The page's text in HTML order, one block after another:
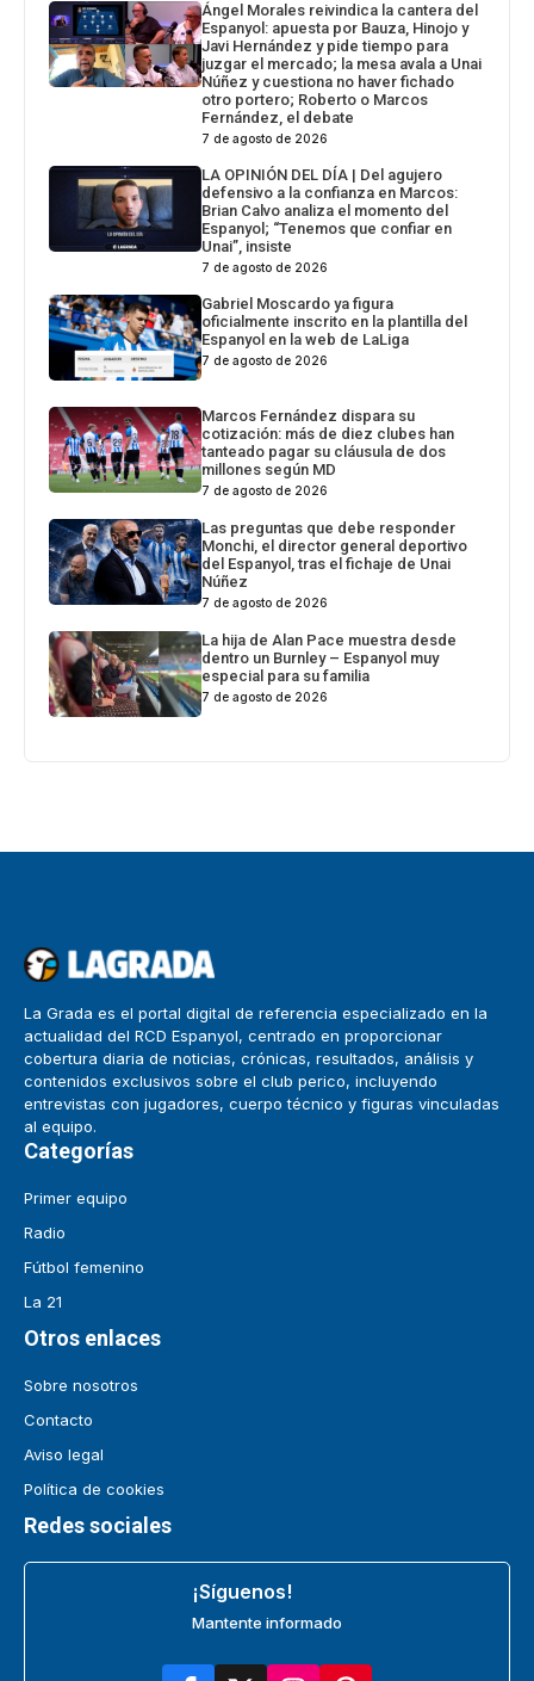
Ángel Morales reivindica la cantera del
Espanyol: apuesta por Bauza, Hinojo y
Javi Hernández y pide tiempo para
juzgar el mercado; la mesa avala a Unai
Núñez y cuestiona no haver fichado
otro portero; Roberto o Marcos
Fernández, el debate
7 de agosto de 2026
LA OPINIÓN DEL DÍA | Del agujero
defensivo a la confianza en Marcos:
Brian Calvo analiza el momento del
Espanyol; “Tenemos que confiar en
Unai”, insiste
7 de agosto de 2026
Gabriel Moscardo ya figura
oficialmente inscrito en la plantilla del
Espanyol en la web de LaLiga
7 de agosto de 2026
Marcos Fernández dispara su
cotización: más de diez clubes han
tanteado pagar su cláusula de dos
millones según MD
7 de agosto de 2026
Las preguntas que debe responder
Monchi, el director general deportivo
del Espanyol, tras el fichaje de Unai
Núñez
7 de agosto de 2026
La hija de Alan Pace muestra desde
dentro un Burnley – Espanyol muy
especial para su familia
7 de agosto de 2026
La Grada es el portal digital de referencia especializado en la
actualidad del RCD Espanyol, centrado en proporcionar
cobertura diaria de noticias, crónicas, resultados, análisis y
contenidos exclusivos sobre el club perico, incluyendo
entrevistas con jugadores, cuerpo técnico y figuras vinculadas
al equipo.
Categorías
Primer equipo
Radio
Fútbol femenino
La 21
Otros enlaces
Sobre nosotros
Contacto
Aviso legal
Política de cookies
Redes sociales
¡Síguenos!
Mantente informado